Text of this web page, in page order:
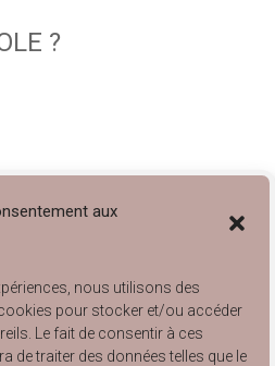
aux
nous utilisons des
pour stocker et/ou accéder
Le fait de consentir à ces
de traiter des données telles que le
?